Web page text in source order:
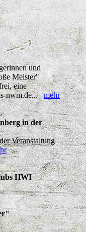
und
Meister"
eine
nwm.de...mehr
in der
Veranstaltung
HWI